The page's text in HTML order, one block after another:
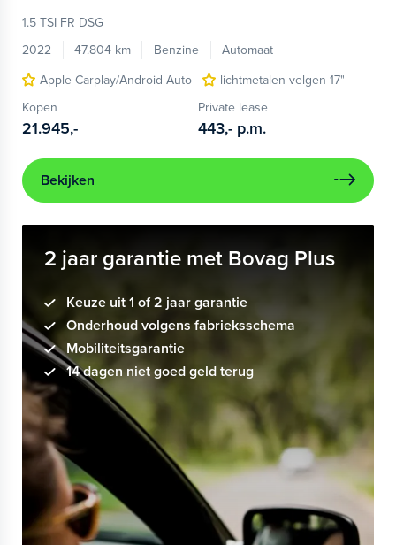
1.5 TSI FR DSG
2022
47.804 km Benzine
Automaat
Apple Carplay/Android Auto
lichtmetalen velgen 17"
Kopen
21.945,-
Private lease
443,- p.m.
Bekijken
2 jaar garantie met Bovag Plus
Keuze uit 1 of 2 jaar garantie
Onderhoud volgens fabrieksschema
Mobiliteitsgarantie
14 dagen niet goed geld terug